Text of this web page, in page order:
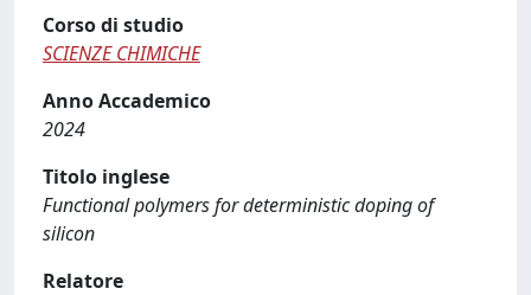
Corso di studio
SCIENZE CHIMICHE
Anno Accademico
2024
Titolo inglese
Functional polymers for deterministic doping of
silicon
Relatore